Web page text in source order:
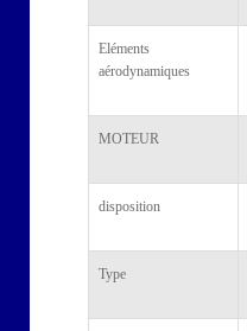
Eléments
aérodynamiques
MOTEUR
disposition
Type